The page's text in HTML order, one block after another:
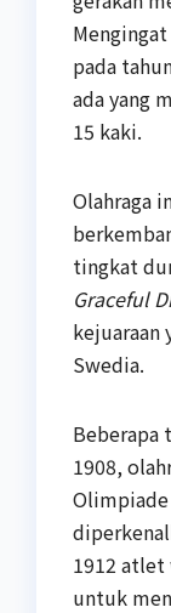
pada
ada yang
15 kaki.
Olahraga
tingkat
Graceful
kejuaraan
Swedia.
Beberapa
1908,
Olimpiade
1912 atlet
untuk